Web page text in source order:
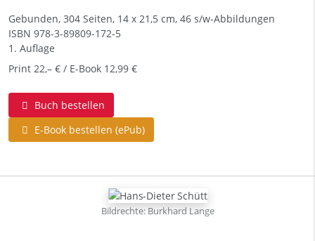
Gebunden, 304 Seiten, 14 x 21,5 cm, 46 s/w-Abbildungen
ISBN 978-3-89809-172-5
1. Auflage
Print 22,– € / E-Book 12,99 €
Buch bestellen
E-Book bestellen (ePub)
Bildrechte: Burkhard Lange